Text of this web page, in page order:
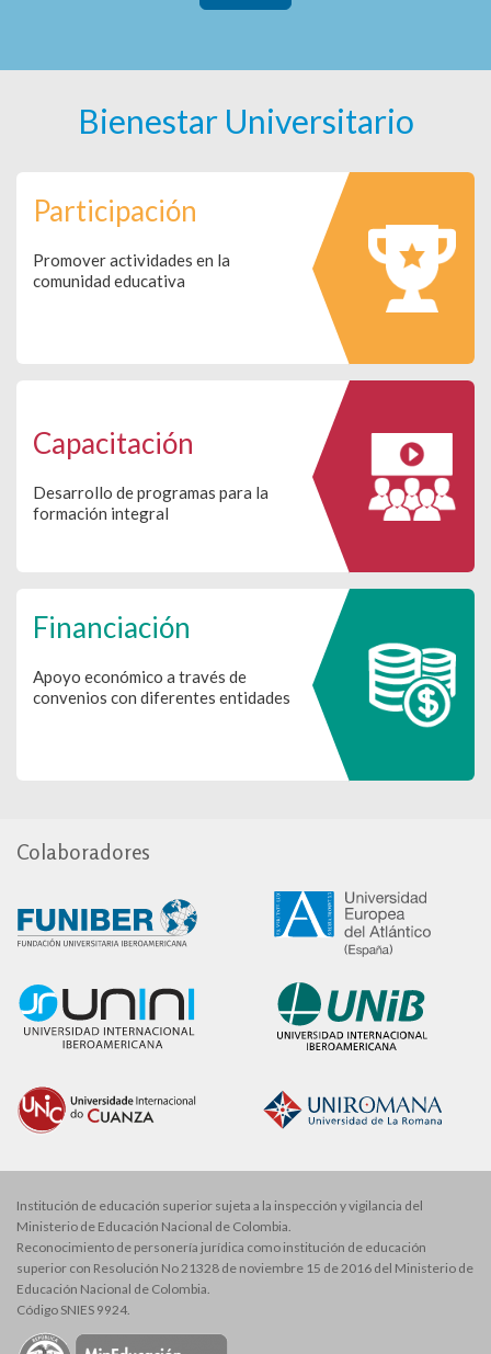
Bienestar Universitario
Participación
Promover actividades en la
comunidad educativa
Capacitación
Desarrollo de programas para la
formación integral
Financiación
Apoyo económico a través de
convenios con diferentes entidades
Colaboradores
Institución de educación superior sujeta a la inspección y vigilancia del
Ministerio de Educación Nacional de Colombia.
Reconocimiento de personería jurídica como institución de educación
superior con Resolución No 21328 de noviembre 15 de 2016 del Ministerio de
Educación Nacional de Colombia.
Código SNIES 9924.